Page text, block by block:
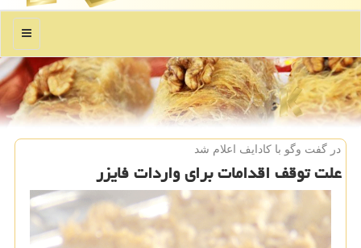
منو
در گفت وگو با كادایف اعلام شد
علت توقف اقدامات برای واردات فایزر